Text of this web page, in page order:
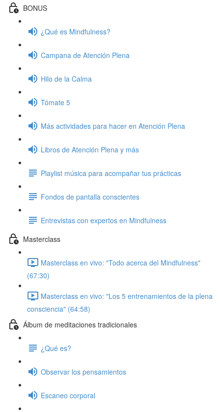
BONUS
¿Qué es Mindfulness?
Campana de Atención Plena
Hilo de la Calma
Tómate 5
Más actividades para hacer en Atención Plena
Libros de Atención Plena y más
Playlist música para acompañar tus prácticas
Fondos de pantalla conscientes
Entrevistas con expertos en Mindfulness
Masterclass
Masterclass en vivo: "Todo acerca del Mindfulness"
(67:30)
Masterclass en vivo: "Los 5 entrenamientos de la plena
consciencia" (64:58)
Álbum de meditaciones tradicionales
¿Qué es?
Observar los pensamientos
Escaneo corporal